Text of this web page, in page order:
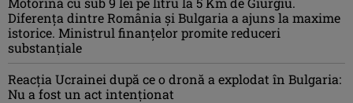
Diferența dintre România și Bulgaria a ajuns la maxime
istorice. Ministrul finanțelor promite reduceri
substanțiale
Reacția Ucrainei după ce o dronă a explodat în Bulgaria:
Nu a fost un act intenționat